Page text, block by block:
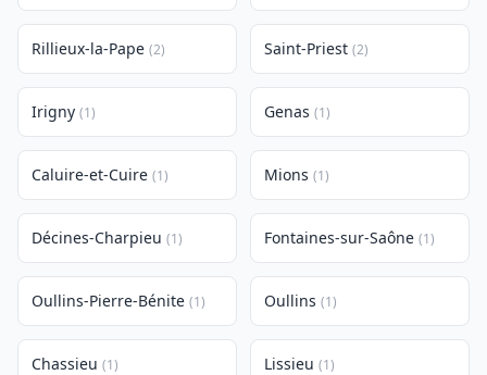
Rillieux-la-Pape (2) Saint-Priest (2)
Irigny (1) Genas (1)
Caluire-et-Cuire (1) Mions (1)
Décines-Charpieu (1) Fontaines-sur-Saône (1)
Oullins-Pierre-Bénite (1) Oullins (1)
Chassieu (1) Lissieu (1)